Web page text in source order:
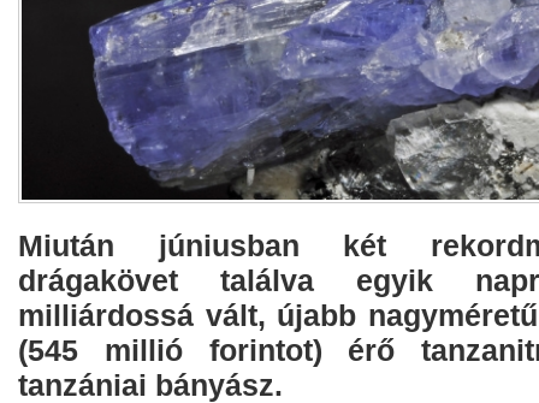
Miután júniusban két
drágakövet találva egyik
milliárdossá vált, újabb
(545 millió forintot) érő
tanzániai bányász.